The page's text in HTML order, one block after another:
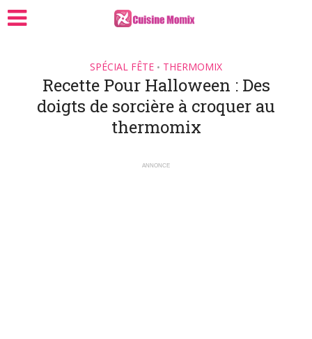
SPÉCIAL FÊTE • THERMOMIX
Recette Pour Halloween : Des
doigts de sorcière à croquer au
thermomix
ANNONCE